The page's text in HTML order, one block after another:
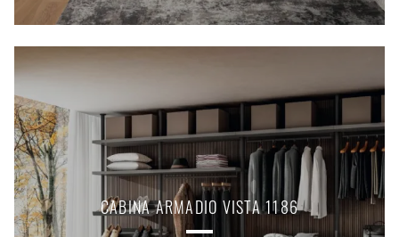
CABINA ARMADIO VISTA 1186